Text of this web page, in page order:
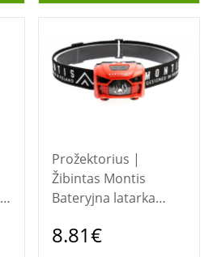
Prožektorius |
Žibintas Montis
Bateryjna latarka
MT002 Raudona,
8.81€